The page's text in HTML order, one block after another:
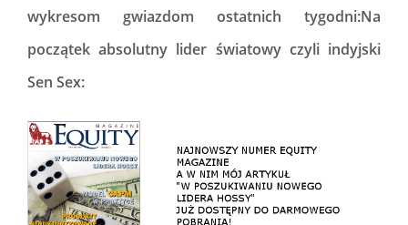
wykresom gwiazdom ostatnich tygodni:Na
początek absolutny lider światowy czyli indyjski
Sen Sex: